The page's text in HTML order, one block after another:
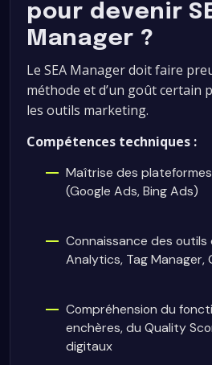
pour devenir
Manager ?
Le SEA Manager doit faire
méthode et d’un goût certain
les outils marketing.
Compétences techniques :
Maîtrise des
(Google Ads, Bing Ads)
Connaissance des outils
Analytics, Tag Manager,
Compréhension du
enchères, du Quality
digitaux